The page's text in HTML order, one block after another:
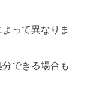
って異なりま
できる場合も